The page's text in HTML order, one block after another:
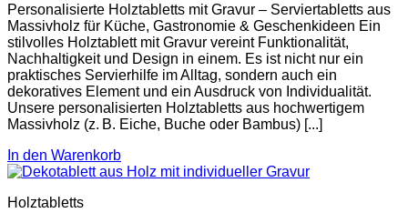
Personalisierte Holztabletts mit Gravur – Serviertabletts aus
Massivholz für Küche, Gastronomie & Geschenkideen Ein
stilvolles Holztablett mit Gravur vereint Funktionalität,
Nachhaltigkeit und Design in einem. Es ist nicht nur ein
praktisches Servierhilfe im Alltag, sondern auch ein
dekoratives Element und ein Ausdruck von Individualität.
Unsere personalisierten Holztabletts aus hochwertigem
Massivholz (z. B. Eiche, Buche oder Bambus) [...]
In den Warenkorb
Holztabletts